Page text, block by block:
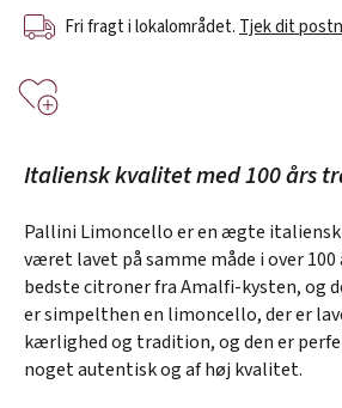
Fri fragt i lokalområdet. Tjek dit
Italiensk kvalitet med 100 års
Pallini Limoncello er en ægte italiensk
været lavet på samme måde i over 100
bedste citroner fra Amalfi-kysten, og
er simpelthen en limoncello, der er
kærlighed og tradition, og den er
noget autentisk og af høj kvalitet.